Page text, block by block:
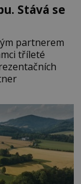
Stává se
partnerem
tříleté